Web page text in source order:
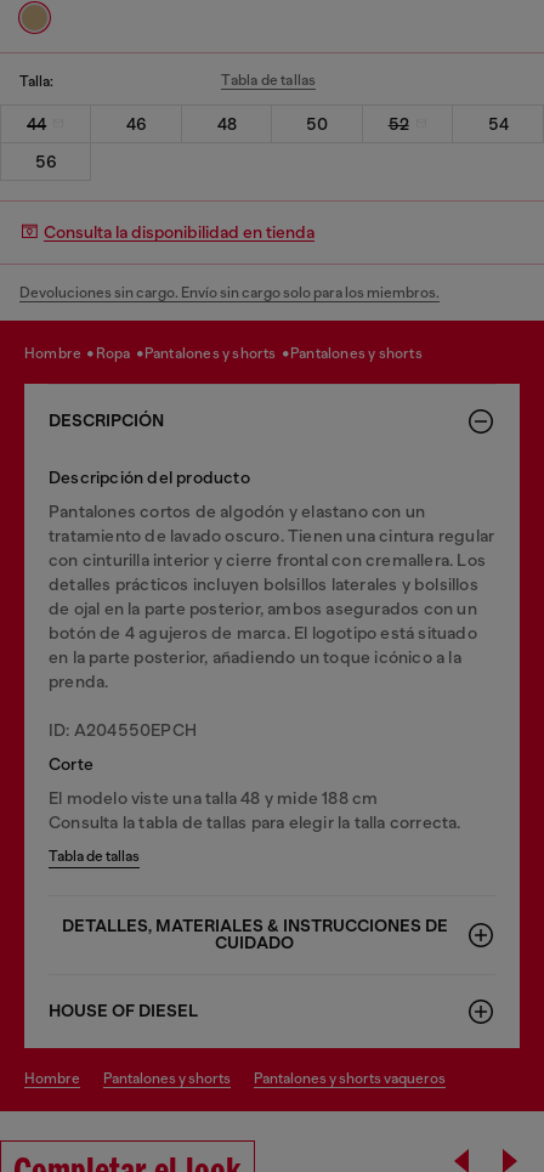
Talla: Tabla de tallas
44 46 48 50 52
54
56
Consulta la disponibilidad en tienda
Devoluciones sin cargo. Envío sin cargo solo para los miembros.
hombre ropa pantalones y shorts pantalones y shorts
DESCRIPCIÓN
Descripción del producto
Pantalones cortos de algodón y elastano con un
tratamiento de lavado oscuro. Tienen una cintura regular
con cinturilla interior y cierre frontal con cremallera. Los
detalles prácticos incluyen bolsillos laterales y bolsillos
de ojal en la parte posterior, ambos asegurados con un
botón de 4 agujeros de marca. El logotipo está situado
en la parte posterior, añadiendo un toque icónico a la
prenda.
ID: A204550EPCH
Corte
El modelo viste una talla 48 y mide 188 cm
Consulta la tabla de tallas para elegir la talla correcta.
Tabla de tallas
DETALLES, MATERIALES & INSTRUCCIONES DE
CUIDADO
HOUSE OF DIESEL
hombre pantalones y shorts pantalones y shorts vaqueros